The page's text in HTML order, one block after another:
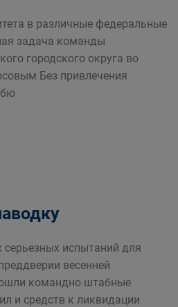
в различные федеральные
задача команды
городского округа во
Без привлечения
бю
испытаний для
весенней
командно штабные
и средств к ликвидации